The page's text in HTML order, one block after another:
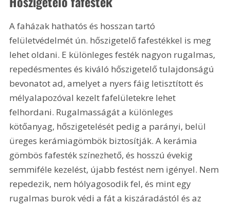
A faházak hathatós és hosszan tartó
felületvédelmét ún. hőszigetelő fafestékkel is meg
lehet oldani. E különleges festék nagyon rugalmas,
repedésmentes és kiváló hőszigetelő tulajdonságú
bevonatot ad, amelyet a nyers fáig letisztított és
mélyalapozóval kezelt fafelületekre lehet
felhordani. Rugalmasságát a különleges
kötőanyag, hőszigetelését pedig a parányi, belül
üreges kerámiagömbök biztosítják. A kerámia
gömbös fafesték színezhető, és hosszú évekig
semmiféle kezelést, újabb festést nem igényel. Nem
repedezik, nem hólyagosodik fel, és mint egy
rugalmas burok védi a fát a kiszáradástól és az